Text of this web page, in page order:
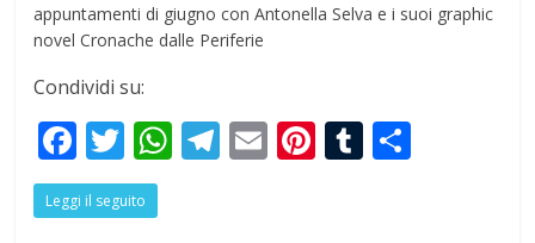
appuntamenti di giugno con Antonella Selva e i suoi graphic
novel Cronache dalle Periferie
Condividi su:
F
ac
e
T
w
itt
W T E Pi T
Leggi il seguito